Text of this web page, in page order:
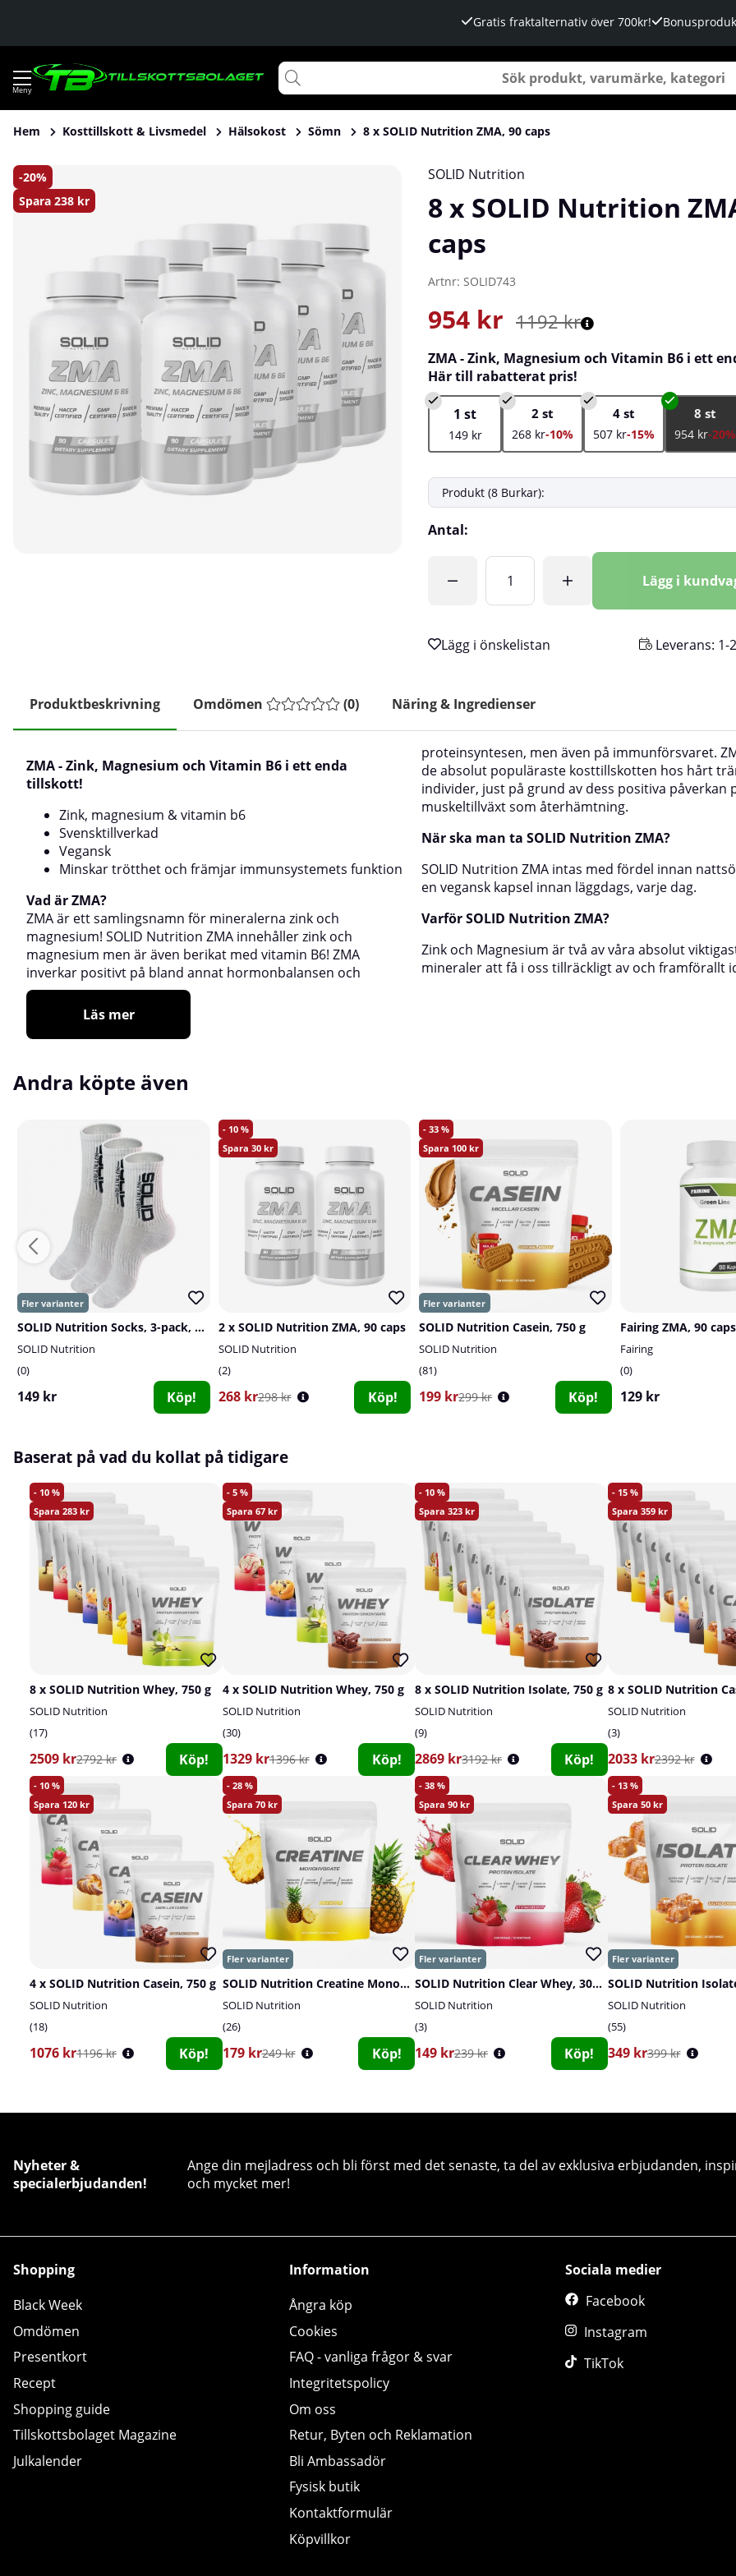
Gratis fraktalternativ över 700kr!
Hem Kosttillskott & Livsmedel Hälsokost Sömn 8 x SOLID Nutrition ZMA, 90 caps
20
Spara 238 kr
Produktbilder 8 x SOLID Nutrition ZMA, 90 caps SOLID Nutrition
8 x SOLID Nutrition
caps
Artnr: SOLID743
1192kr
954 kr
ZMA - Zink, Magnesium och Vitamin B6 i ett
Här till rabatterat pris!
1 st
149 kr
2 st
268 kr-10%
4 st
507 kr-15%
8 st
954 kr-20%
Antal:
Lägg i
Leverans: 1-
Produktbeskrivning Omdömen (0) Näring & Ingredienser
ZMA - Zink, Magnesium och Vitamin B6 i ett enda
tillskott!
Zink, magnesium & vitamin b6
Svensktillverkad
Vegansk
Minskar trötthet och främjar immunsystemets funktion
Vad är ZMA?
ZMA är ett samlingsnamn för mineralerna zink och
magnesium! SOLID Nutrition ZMA innehåller zink och
magnesium men är även berikat med vitamin B6! ZMA
inverkar positivt på bland annat hormonbalansen och
proteinsyntesen, men även på immunförsvaret.
de absolut populäraste kosttillskotten hos hårt
individer, just på grund av dess positiva påverkan
muskeltillväxt som återhämtning.
När ska man ta SOLID Nutrition ZMA?
SOLID Nutrition ZMA intas med fördel innan
en vegansk kapsel innan läggdags, varje dag.
Varför SOLID Nutrition ZMA?
Zink och Magnesium är två av våra absolut
mineraler att få i oss tillräckligt av och framförallt
Läs mer
Andra köpte även
SOLID Nutrition Socks, 3-pack, White
SOLID Nutrition
0
149 kr Köp!
10
30
2 x SOLID Nutrition ZMA, 90 caps
SOLID Nutrition
2
268 kr298 kr Köp!
33
100
SOLID Nutrition Casein, 750 g
SOLID Nutrition
81
199 kr299 kr Köp!
Fairing ZMA, 90 caps
Fairing
0
129 kr
Baserat på vad du kollat på tidigare
10
283
8 x SOLID Nutrition Whey, 750 g
SOLID Nutrition
17
2509 kr2792 kr Köp!
5
67
4 x SOLID Nutrition Whey, 750 g
SOLID Nutrition
30
1329 kr1396 kr Köp!
10
323
8 x SOLID Nutrition Isolate, 750 g
SOLID Nutrition
9
2869 kr3192 kr Köp!
15
359
8 x SOLID Nutrition
SOLID Nutrition
3
2033 kr2392 kr
10
120
4 x SOLID Nutrition Casein, 750 g
SOLID Nutrition
18
1076 kr1196 kr Köp!
28
70
SOLID Nutrition Creatine Monohydrate, 400 g
SOLID Nutrition
26
179 kr249 kr Köp!
38
90
SOLID Nutrition Clear Whey, 300 g
SOLID Nutrition
3
149 kr239 kr Köp!
13
50
SOLID Nutrition
SOLID Nutrition
55
349 kr399 kr
Nyheter &
specialerbjudanden!
Ange din mejladress och bli först med det senaste, ta del av exklusiva erbjudanden,
och mycket mer!
Shopping
Black Week
Omdömen
Presentkort
Recept
Shopping guide
Tillskottsbolaget Magazine
Julkalender
Information
Ångra köp
Cookies
FAQ - vanliga frågor & svar
Integritetspolicy
Om oss
Retur, Byten och Reklamation
Bli Ambassadör
Fysisk butik
Kontaktformulär
Köpvillkor
Sociala medier
Facebook
Instagram
TikTok